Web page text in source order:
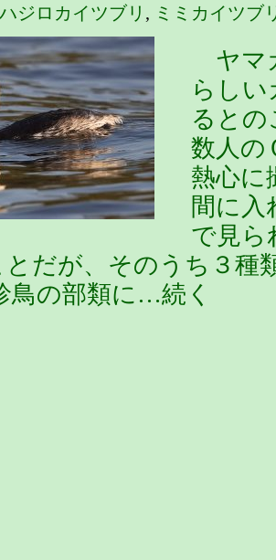
ハジロカイツブリ , ミミカイツブ
ヤマ
らし
るとの
数人の
熱心に
間に
で見ら
だが、そのうち３種
の部類に…続く